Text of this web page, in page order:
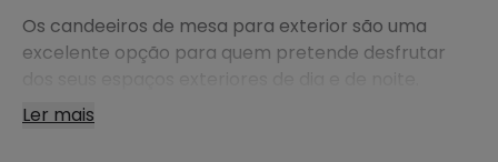
Os candeeiros de mesa para exterior são uma
excelente opção para quem pretende desfrutar
Ler mais